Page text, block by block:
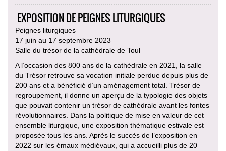
EXPOSITION DE PEIGNES LITURGIQUES
Peignes liturgiques
17 juin au 17 septembre 2023
Salle du trésor de la cathédrale de Toul
A l’occasion des 800 ans de la cathédrale en 2021, la salle
du Trésor retrouve sa vocation initiale perdue depuis plus de
200 ans et a bénéficié d’un aménagement total. Trésor de
regroupement, il donne un aperçu de la typologie des objets
que pouvait contenir un trésor de cathédrale avant les fontes
révolutionnaires. Dans la politique de mise en valeur de cet
ensemble liturgique, une exposition thématique estivale est
proposée tous les ans. Après le succès de l’exposition en
2022 sur les émaux médiévaux, qui a accueilli plus de 20